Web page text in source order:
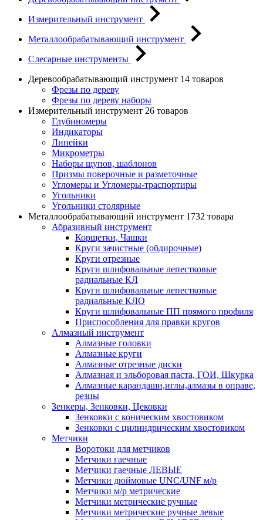
Измерительный инструмент
Металлообрабатывающий инструмент
Слесарные инструменты
Деревообрабатывающий инструмент 14 товаров
Фрезы по дереву
Фрезы по дереву наборы
Измерительный инструмент 26 товаров
Глубиномеры
Индикаторы
Линейки
Микрометры
Наборы щупов, шаблонов
Призмы поверочные и разметочные
Угломеры и Угломеры-траспортиры
Угольники
Угольники столярные
Металлообрабатывающий инструмент 1732 товара
Абразивный инструмент
Корщетки, Чашки
Круги зачистные (обдирочные)
Круги отрезные
Круги шлифовальные лепестковые
радиальные КЛ
Круги шлифовальные лепестковые
радиальные КЛО
Круги шлифовальные ПП прямого профиля
Приспособления для правки кругов
Алмазный инструмент
Алмазные головки
Алмазные круги
Алмазные отрезные диски
Алмазная и эльборовая паста, ГОИ, Шкурка
Алмазные карандаши,иглы,алмазы в оправе,
резцы
Зенкеры, Зенковки, Цековки
Зенковки с коническим хвостовиком
Зенковки с цилиндрическим хвостовиком
Метчики
Воротоки для метчиков
Метчики гаечные
Метчики гаечные ЛЕВЫЕ
Метчики дюймовые UNC/UNF м/р
Метчики м/р метрические
Метчики метрические ручные
Метчики метрические ручные левые